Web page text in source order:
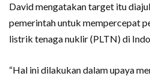
David mengatakan target itu
pemerintah untuk mempercepat
listrik tenaga nuklir (PLTN) di
“Hal ini dilakukan dalam upaya